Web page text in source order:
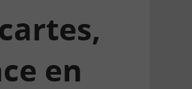
en